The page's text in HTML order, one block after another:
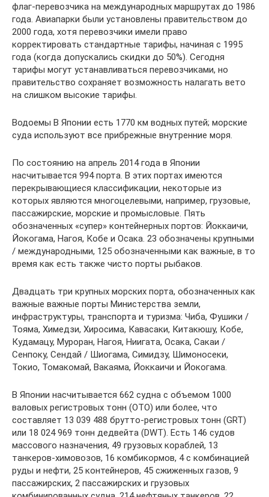
флаг-перевозчика на международных маршрутах до 1986
года. Авиапарки были установлены правительством до
2000 года, хотя перевозчики имели право
корректировать стандартные тарифы, начиная с 1995
года (когда допускались скидки до 50%). Сегодня
тарифы могут устанавливаться перевозчиками, но
правительство сохраняет возможность налагать вето
на слишком высокие тарифы.
Водоемы В Японии есть 1770 км водных путей; морские
суда используют все прибрежные внутренние моря.
По состоянию на апрель 2014 года в Японии
насчитывается 994 порта. В этих портах имеются
перекрывающиеся классификации, некоторые из
которых являются многоцелевыми, например, грузовые,
пассажирские, морские и промысловые. Пять
обозначенных «супер» контейнерных портов: Йоккаичи,
Йокогама, Нагоя, Кобе и Осака. 23 обозначены крупными
/ международными, 125 обозначенными как важные, в то
время как есть также чисто порты рыбаков.
Двадцать три крупных морских порта, обозначенных как
важные важные порты Министерства земли,
инфраструктуры, транспорта и туризма: Чиба, Фушики /
Тояма, Химедзи, Хиросима, Кавасаки, Китакюшу, Кобе,
Кудамацу, Муроран, Нагоя, Ниигата, Осака, Сакаи /
Сенпоку, Сендай / Шиогама, Симидзу, Шимоносеки,
Токио, Томакомай, Вакаяма, Йоккаичи и Йокогама.
В Японии насчитывается 662 судна с объемом 1000
валовых регистровых тонн (ОТО) или более, что
составляет 13 039 488 брутто-регистровых тонн (GRT)
или 18 024 969 тонн дедвейта (DWT). Есть 146 судов
массового назначения, 49 грузовых кораблей, 13
танкеров-химовозов, 16 комбикормов, 4 с комбинацией
руды и нефти, 25 контейнеров, 45 сжиженных газов, 9
пассажирских, 2 пассажирских и грузовых